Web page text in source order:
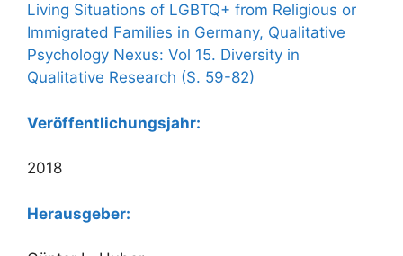
Living Situations of LGBTQ+ from Religious or
Immigrated Families in Germany, Qualitative
Psychology Nexus: Vol 15. Diversity in
Qualitative Research (S. 59-82)
Veröffentlichungsjahr:
2018
Herausgeber: